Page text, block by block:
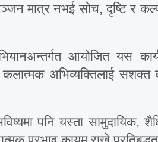
मात्र नभई सोच, दृष्टि र
आयोजित यस
कलात्मक अभिव्यक्तिलाई सशक्त
पनि यस्ता सामुदायिक,